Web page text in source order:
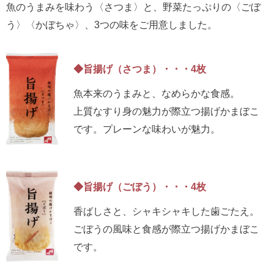
魚のうまみを味わう〈さつま〉と、野菜たっぷりの〈ごぼ
う〉〈かぼちゃ〉、3つの味をご用意しました。
◆旨揚げ（さつま）・・・4枚
魚本来のうまみと、なめらかな食感。
上質なすり身の魅力が際立つ揚げかまぼこ
です。プレーンな味わいが魅力。
◆旨揚げ（ごぼう）・・・4枚
香ばしさと、シャキシャキした歯ごたえ。
ごぼうの風味と食感が際立つ揚げかまぼこ
です。